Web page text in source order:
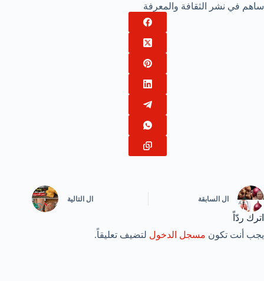
ساهم في نشر الثقافة والمعرفة
ال السابقة ال التالية
اترك ردّاً
يجب أنت تكون مسجل الدخول لتضيف تعليقاً.